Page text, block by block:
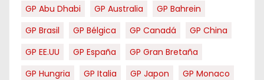
GP Abu Dhabi
GP Australia
GP Bahrein
GP Brasil
GP Bélgica GP Canadá
GP China
GP EE.UU
GP España
GP Gran Bretaña
GP Hungria
GP Italia GP Japon
GP Monaco